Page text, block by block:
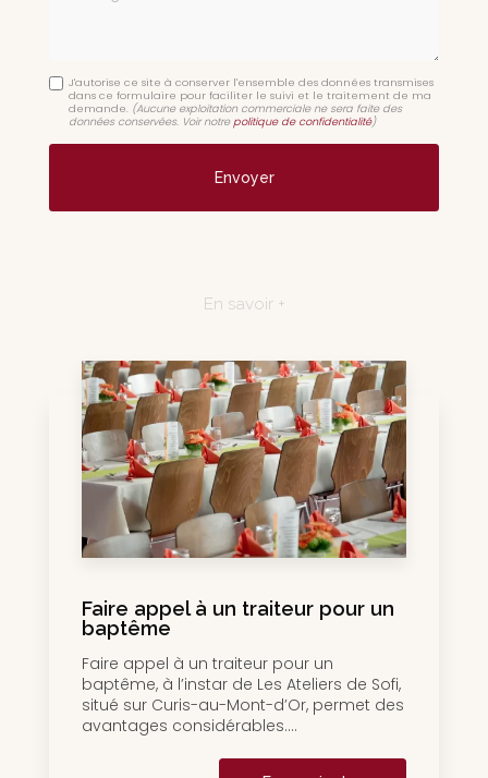
J'autorise ce site à conserver l'ensemble des données transmises
dans ce formulaire pour faciliter le suivi et le traitement de ma
demande. (Aucune exploitation commerciale ne sera faite des
données conservées. Voir notre politique de confidentialité)
En savoir +
Faire appel à un traiteur pour un
baptême
Faire appel à un traiteur pour un
baptême, à l’instar de Les Ateliers de Sofi,
situé sur Curis-au-Mont-d’Or, permet des
avantages considérables....